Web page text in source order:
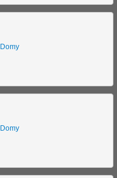
Domy
Domy